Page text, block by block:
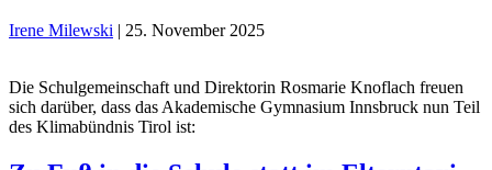
Irene Milewski 25. November 2025
Die Schulgemeinschaft und Direktorin Rosmarie Knoflach freuen
sich darüber, dass das Akademische Gymnasium Innsbruck nun Teil
des Klimabündnis Tirol ist: